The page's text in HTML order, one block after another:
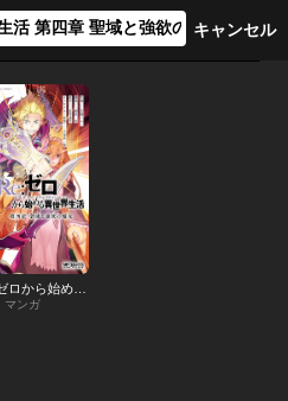
Ｒｅ：ゼロから始める異世界生活 第四章 聖域と強欲の魔女
マンガ